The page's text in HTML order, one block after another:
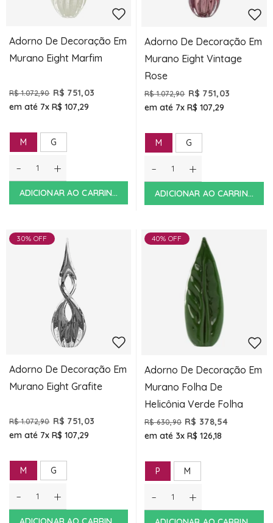
Adorno De Decoração Em
Murano Eight Marfim
R$ 1.072,90 R$ 751,03
em até 7x R$ 107,29
M G
- +
ADICIONAR AO CARRINHO
Adorno De Decoração Em
Murano Eight Vintage
Rose
R$ 1.072,90 R$ 751,03
em até 7x R$ 107,29
M G
- +
ADICIONAR AO CARRINHO
30% OFF
Adorno De Decoração Em
Murano Eight Grafite
R$ 1.072,90 R$ 751,03
em até 7x R$ 107,29
M G
- +
40% OFF
Adorno De Decoração Em
Murano Folha De
Helicônia Verde Folha
R$ 630,90 R$ 378,54
em até 3x R$ 126,18
P M
- +